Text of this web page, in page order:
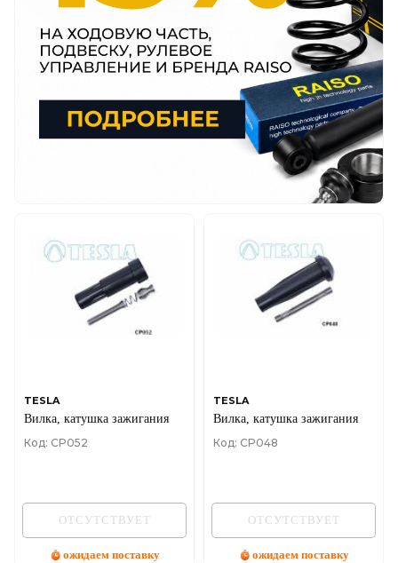
TESLA
Вилка, катушка зажигания
Код: CP052
ОТСУТСТВУЕТ
ожидаем поставку
TESLA
Вилка, катушка зажигания
Код: CP048
ОТСУТСТВУЕТ
ожидаем поставку